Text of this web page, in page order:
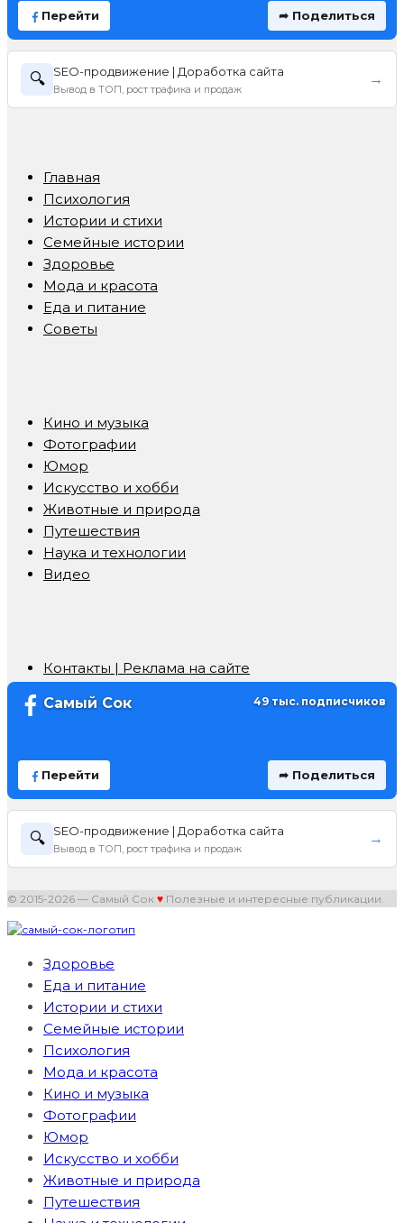
Перейти ➦ Поделиться
🔍 SEO-продвижение | Доработка сайта
Вывод в ТОП, рост трафика и продаж
→
Главная
Психология
Истории и стихи
Семейные истории
Здоровье
Мода и красота
Еда и питание
Советы
Кино и музыка
Фотографии
Юмор
Искусство и хобби
Животные и природа
Путешествия
Наука и технологии
Видео
Контакты | Реклама на сайте
Самый Сок 49 тыс. подписчиков
Перейти ➦ Поделиться
🔍 SEO-продвижение | Доработка сайта
Вывод в ТОП, рост трафика и продаж
→
© 2015-2026 — Самый Сок ♥ Полезные и интересные публикации.
Здоровье
Еда и питание
Истории и стихи
Семейные истории
Психология
Мода и красота
Кино и музыка
Фотографии
Юмор
Искусство и хобби
Животные и природа
Путешествия